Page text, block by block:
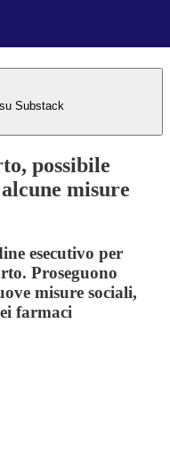
Substack
possibile
misure
esecutivo per
Proseguono
misure sociali,
farmaci